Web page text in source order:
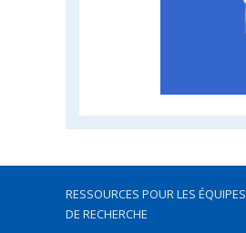
RESSOURCES POUR LES ÉQUIPES
DE RECHERCHE